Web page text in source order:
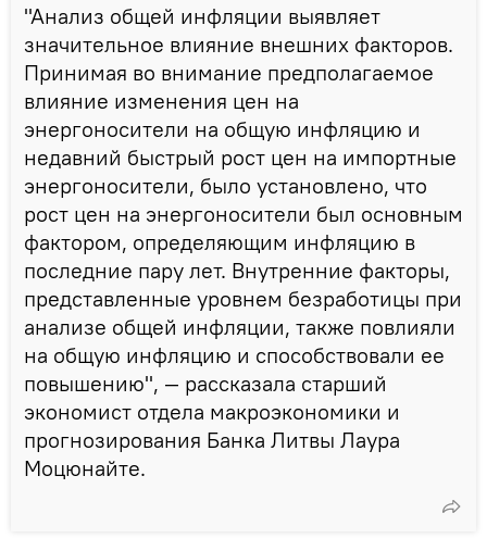
"Анализ общей инфляции выявляет
значительное влияние внешних факторов.
Принимая во внимание предполагаемое
влияние изменения цен на
энергоносители на общую инфляцию и
недавний быстрый рост цен на импортные
энергоносители, было установлено, что
рост цен на энергоносители был основным
фактором, определяющим инфляцию в
последние пару лет. Внутренние факторы,
представленные уровнем безработицы при
анализе общей инфляции, также повлияли
на общую инфляцию и способствовали ее
повышению", — рассказала старший
экономист отдела макроэкономики и
прогнозирования Банка Литвы Лаура
Моцюнайте.